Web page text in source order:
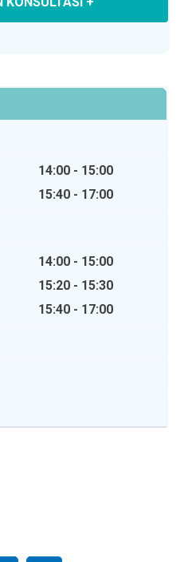
14:00 - 15:00
15:40 - 17:00
14:00 - 15:00
15:20 - 15:30
15:40 - 17:00